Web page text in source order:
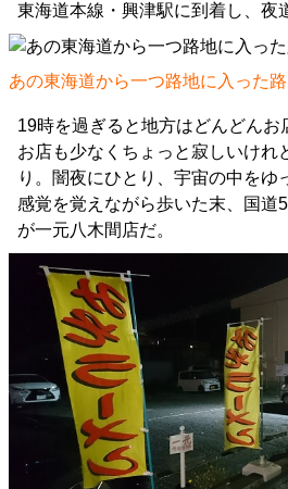
東海道本線・興津駅に到着し、夜
あの東海道から一つ路地に入った
19時を過ぎると地方はどんどんお
お店も少なくちょっと寂しいけれ
り。闇夜にひとり、宇宙の中をゆ
感覚を覚えながら歩いた末、国道
が一元八木間店だ。